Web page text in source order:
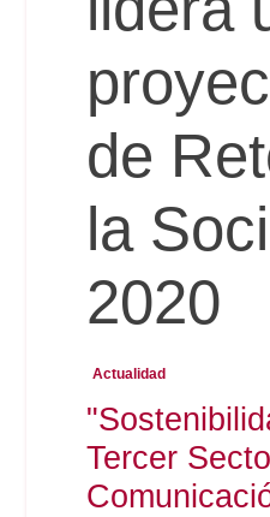
Comunicación Audiovisual
Doble Grado PER/CAV
#YoPractico
Boletines
de
la
2020
Actualidad
Tercer